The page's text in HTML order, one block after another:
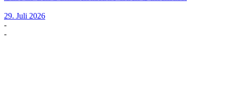
29. Juli 2026
-
-